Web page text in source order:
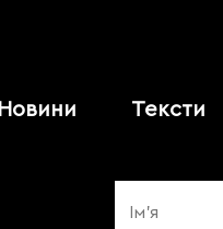
Новини Тексти